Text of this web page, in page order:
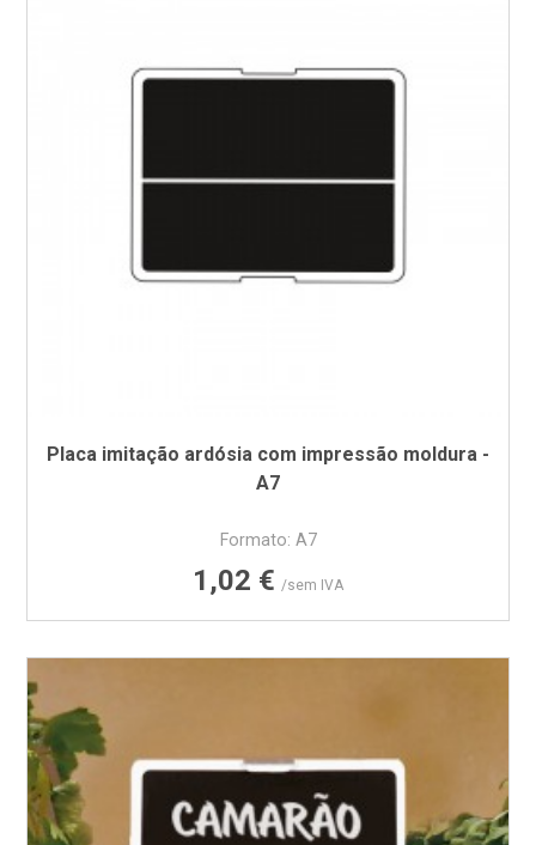
Placa imitação ardósia com impressão moldura -
A7
Formato: A7
Preço
1,02 € /sem IVA